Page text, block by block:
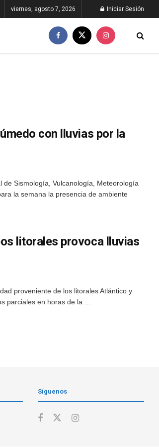
viernes, agosto 7, 2026 Iniciar Sesión
con lluvias por la
Sismología, Vulcanología, Meteorología
la semana la presencia de ambiente
litorales provoca lluvias
proveniente de los litorales Atlántico y
parciales en horas de la ...
Síguenos